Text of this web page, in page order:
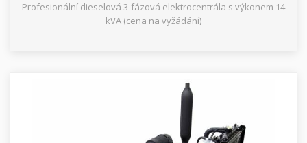
Profesionální dieselová 3-fázová elektrocentrála s výkonem 14
kVA (cena na vyžádání)